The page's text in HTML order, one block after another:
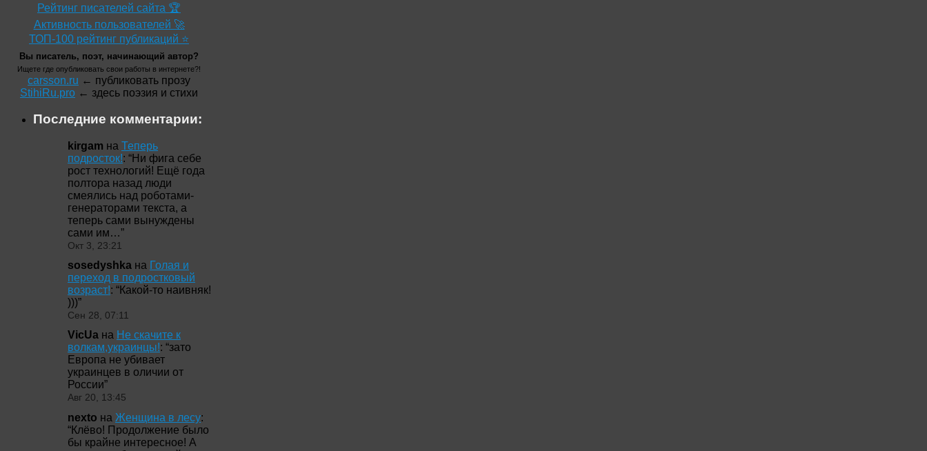
Рейтинг писателей сайта 🏆
Активность пользователей 🚀
ТОП-100 рейтинг публикаций ⭐
Вы писатель, поэт, начинающий автор?
Ищете где опубликовать свои работы в интернете?!
carsson.ru ← публиковать прозу
StihiRu.pro ← здесь поэзия и стихи
Последние комментарии:
kirgam на Теперь
подросток!: “Ни фига себе
рост технологий! Ещё года
полтора назад люди
смеялись над роботами-
генераторами текста, а
теперь сами вынуждены
сами им…”
Окт 3, 23:21
sosedyshka на Голая и
переход в подростковый
возраст!: “Какой-то наивняк!
)))”
Сен 28, 07:11
VicUa на Не скачите к
волкам,украинцы!: “зато
Европа не убивает
украинцев в оличии от
России”
Авг 20, 13:45
nexto на Женщина в лесу:
“Клёво! Продолжение было
бы крайне интересное! А